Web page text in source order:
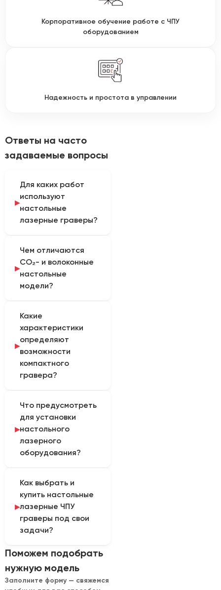
Корпоративное обучение работе с ЧПУ
оборудованием
Надежность и простота в управлении
Ответы на часто
задаваемые вопросы
Для каких работ
используют
настольные
лазерные граверы?
применяют для
персонализации,
сувениров, табличек,
макетов и
Чем отличаются
CO₂- и волоконные
настольные
модели?
с совместимыми
неметаллами,
волоконные настольные
маркеры —
преимущественно с
металлами и
конфигурацию
выбирают по
материалу и
ожидаемому результату.
Какие
характеристики
определяют
возможности
компактного
гравера?
типа источника,
мощности, размера
рабочего поля, оптики
и конструкции корпуса.
Перечисленные
тестовой обработке.
Что предусмотреть
для установки
настольного
лазерного
оборудования?
электропитание,
вытяжка, пожарная
безопасность и защита
от лазерного
излучения. Эти
регламент
Как выбрать и
купить настольные
лазерные ЧПУ
граверы под свои
задачи?
Комплектацию
получения следующих
сведений: материалы,
Поможем подобрать
нужную модель
Заполните форму — свяжемся